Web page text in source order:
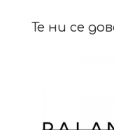
Те ни се